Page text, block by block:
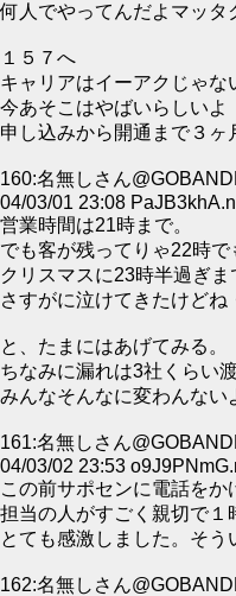
何人でやってんだよマッタ
１５７へ
キャリアはイーアクじゃな
今あそこはやばいらしいよ
申し込みから開通まで３ヶ
160:名無しさん
04/03/01 23:08
営業時間は21時まで。
でも客が残ってりゃ22時で
クリスマスに23時半過ぎ
さすがに泣けてきたけどね
と、たまにはあげてみる。
ちなみに漏れは3社くらい
みんなそんなに変わんない
161:名無しさん
04/03/02 23:53
この前サポセンに電話をか
担当の人がすごく親切で１
とても感激しました。そ
162:名無しさん